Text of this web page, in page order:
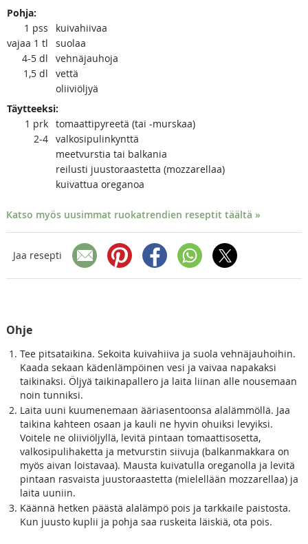
Pohja:
1 pss
kuivahiivaa
vajaa 1 tl
suolaa
4-5 dl
vehnäjauhoja
1,5 dl
vettä
oliiviöljyä
Täytteeksi:
1 prk tomaattipyreetä (tai -murskaa)
2-4 valkosipulinkynttä
meetvurstia tai balkania
reilusti juustoraastetta (mozzarellaa)
kuivattua oreganoa
Katso myös uusimmat ruokatrendien reseptit täältä »
Jaa resepti
Ohje
Tee pitsataikina. Sekoita kuivahiiva ja suola vehnäjauhoihin.
Kaada sekaan kädenlämpöinen vesi ja vaivaa napakaksi
taikinaksi. Öljyä taikinapallero ja laita liinan alle nousemaan
noin tunniksi.
Laita uuni kuumenemaan ääriasentoonsa alalämmöllä. Jaa
taikina kahteen osaan ja kauli ne hyvin ohuiksi levyiksi.
Voitele ne oliiviöljyllä, levitä pintaan tomaattisosetta,
valkosipulihaketta ja metvurstin siivuja (balkanmakkara on
myös aivan loistavaa). Mausta kuivatulla oreganolla ja levitä
pintaan rasvaista juustoraastetta (mielellään mozzarellaa) ja
laita uuniin.
Käännä hetken päästä alalämpö pois ja tarkkaile paistosta.
Kun juusto kuplii ja pohja saa ruskeita läiskiä, ota pois.